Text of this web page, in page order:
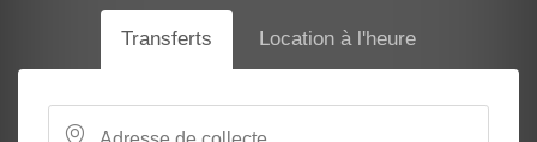
Transferts Location à l'heure